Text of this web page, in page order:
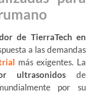
de TierraTech en
a las demandas
más exigentes. La
ultrasonidos de
por su